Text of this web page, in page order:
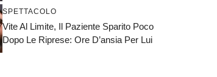
SPETTACOLO
Vite Al Limite, Il Paziente Sparito Poco
Dopo Le Riprese: Ore D’ansia Per Lui